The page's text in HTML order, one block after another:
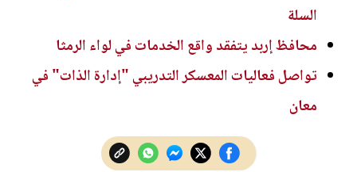
السلة
محافظ إربد يتفقد واقع الخدمات في لواء الرمثا
تواصل فعاليات المعسكر التدريبي "إدارة الذات" في
معان